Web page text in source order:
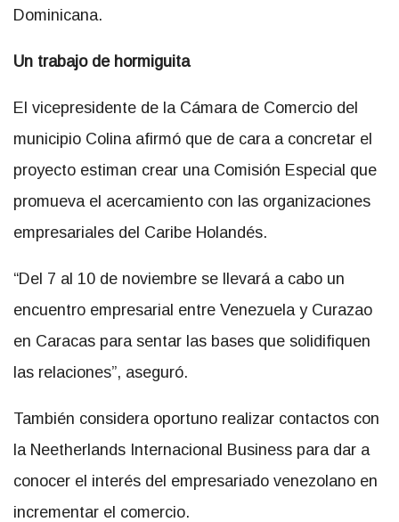
Dominicana.
Un trabajo de hormiguita
El vicepresidente de la Cámara de Comercio del
municipio Colina afirmó que de cara a concretar el
proyecto estiman crear una Comisión Especial que
promueva el acercamiento con las organizaciones
empresariales del Caribe Holandés.
“Del 7 al 10 de noviembre se llevará a cabo un
encuentro empresarial entre Venezuela y Curazao
en Caracas para sentar las bases que solidifiquen
las relaciones”, aseguró.
También considera oportuno realizar contactos con
la Neetherlands Internacional Business para dar a
conocer el interés del empresariado venezolano en
incrementar el comercio.